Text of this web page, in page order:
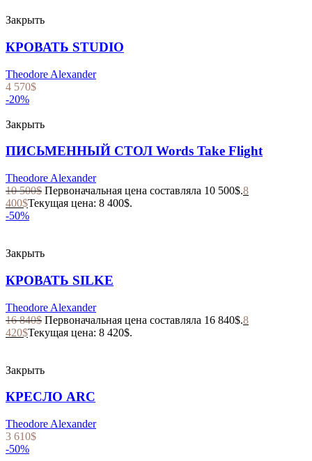
Закрыть
КРОВАТЬ STUDIO
Theodore Alexander
4 570$
-20%
Закрыть
ПИСЬМЕННЫЙ СТОЛ Words Take Flight
Theodore Alexander
10 500$ Первоначальная цена составляла 10 500$.8
400$Текущая цена: 8 400$.
-50%
Закрыть
КРОВАТЬ SILKE
Theodore Alexander
16 840$ Первоначальная цена составляла 16 840$.8
420$Текущая цена: 8 420$.
Закрыть
КРЕСЛО ARC
Theodore Alexander
3 610$
-50%